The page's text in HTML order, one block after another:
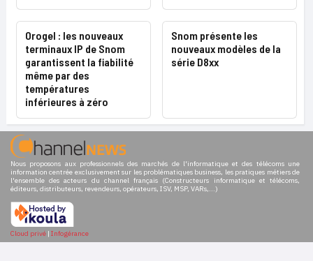
Orogel : les nouveaux
terminaux IP de Snom
garantissent la fiabilité
même par des
températures
inférieures à zéro
Snom présente les
nouveaux modèles de la
série D8xx
Nous proposons aux professionnels des marchés de l'informatique et des télécoms une
information centrée exclusivement sur les problématiques business, les pratiques métiers de
l'ensemble des acteurs du channel français (Constructeurs informatique et télécoms,
éditeurs, distributeurs, revendeurs, opérateurs, ISV, MSP, VARs,...)
Cloud privé | Infogérance